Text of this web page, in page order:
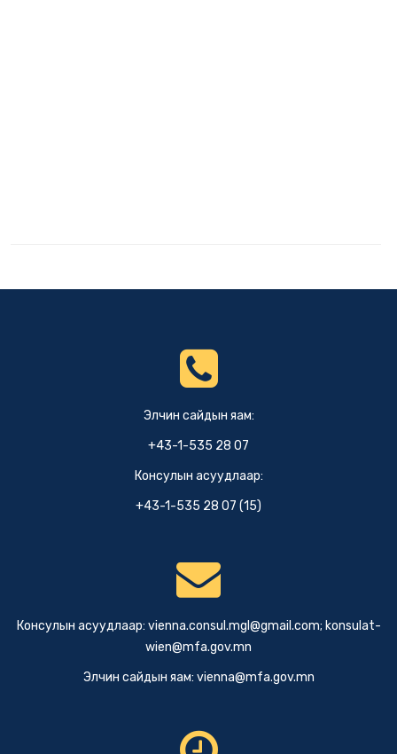
Элчин сайдын яам:
+43-1-535 28 07
Консулын асуудлаар:
+43-1-535 28 07 (15)
Консулын асуудлаар: vienna.consul.mgl@gmail.com; konsulat-
wien@mfa.gov.mn
Элчин сайдын яам: vienna@mfa.gov.mn